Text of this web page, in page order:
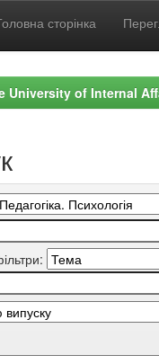
сторінка
University of Internal